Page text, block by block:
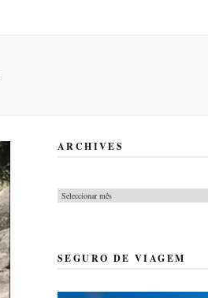
ARCHIVES
Archives
SEGURO DE VIAGEM